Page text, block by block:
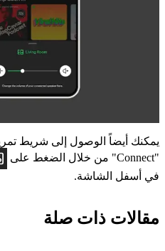
يمكنك أيضاً الوصول إلى شريط
"Connect" من خلال الضغط على
في أسفل الشاشة.
مقالات ذات صلة